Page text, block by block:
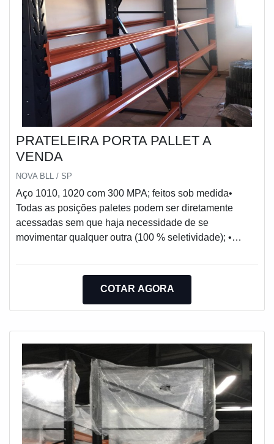
PRATELEIRA PORTA PALLET A
VENDA
NOVA BLL / SP
Aço 1010, 1020 com 300 MPA; feitos sob medida•
Todas as posições paletes podem ser diretamente
acessadas sem que haja necessidade de se
movimentar qualquer outra (100 % seletividade); •
unitizadas de diferentes características de tamanho,
compatível com a maioria dos equipamentos de
avariadas; • Montagem e desmontagem rápidas; •
Proteção das unidades de carga contra danos
causados por sobreposição.
COTAR AGORA